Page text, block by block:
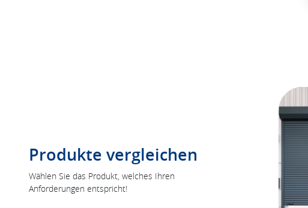
Produkte vergleichen
Wählen Sie das Produkt, welches Ihren
Anforderungen entspricht!